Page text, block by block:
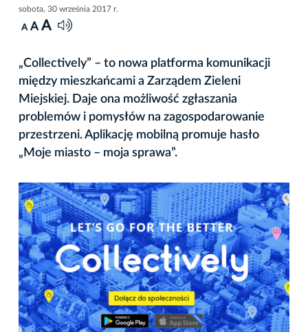
sobota, 30 września 2017 r.
A A A
„Collectively” – to nowa platforma komunikacji
między mieszkańcami a Zarządem Zieleni
Miejskiej. Daje ona możliwość zgłaszania
problemów i pomysłów na zagospodarowanie
przestrzeni. Aplikację mobilną promuje hasło
„Moje miasto – moja sprawa”.